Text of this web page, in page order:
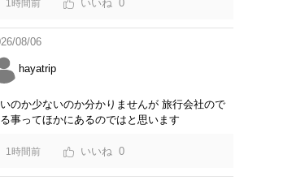
1時間前 0
08/06
hayatrip
のか少ないのか分かりませんが 旅行会社ので
事ってほかにあるのではと思います
1時間前 0